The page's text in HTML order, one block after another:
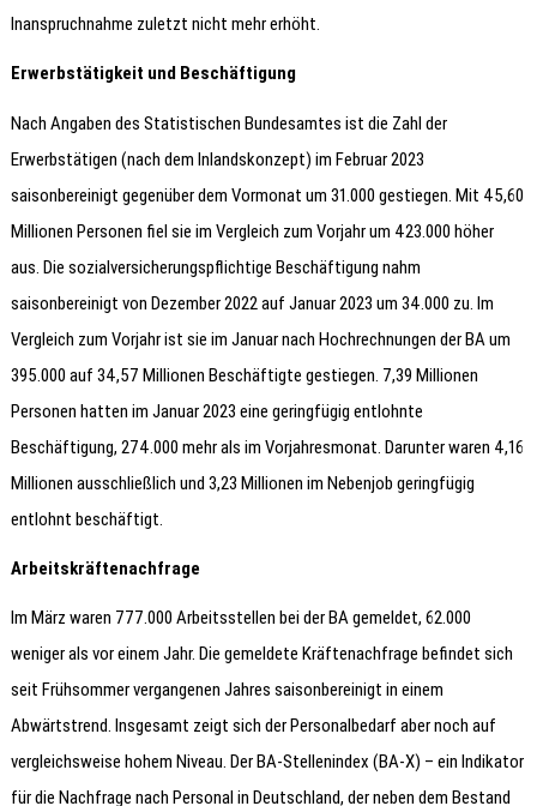
Inanspruchnahme zuletzt nicht mehr erhöht.
Erwerbstätigkeit und Beschäftigung
Nach Angaben des Statistischen Bundesamtes ist die Zahl der
Erwerbstätigen (nach dem Inlandskonzept) im Februar 2023
saisonbereinigt gegenüber dem Vormonat um 31.000 gestiegen. Mit 45,60
Millionen Personen fiel sie im Vergleich zum Vorjahr um 423.000 höher
aus. Die sozialversicherungspflichtige Beschäftigung nahm
saisonbereinigt von Dezember 2022 auf Januar 2023 um 34.000 zu. Im
Vergleich zum Vorjahr ist sie im Januar nach Hochrechnungen der BA um
395.000 auf 34,57 Millionen Beschäftigte gestiegen. 7,39 Millionen
Personen hatten im Januar 2023 eine geringfügig entlohnte
Beschäftigung, 274.000 mehr als im Vorjahresmonat. Darunter waren 4,16
Millionen ausschließlich und 3,23 Millionen im Nebenjob geringfügig
entlohnt beschäftigt.
Arbeitskräftenachfrage
Im März waren 777.000 Arbeitsstellen bei der BA gemeldet, 62.000
weniger als vor einem Jahr. Die gemeldete Kräftenachfrage befindet sich
seit Frühsommer vergangenen Jahres saisonbereinigt in einem
Abwärtstrend. Insgesamt zeigt sich der Personalbedarf aber noch auf
vergleichsweise hohem Niveau. Der BA-Stellenindex (BA-X) – ein Indikator
für die Nachfrage nach Personal in Deutschland, der neben dem Bestand